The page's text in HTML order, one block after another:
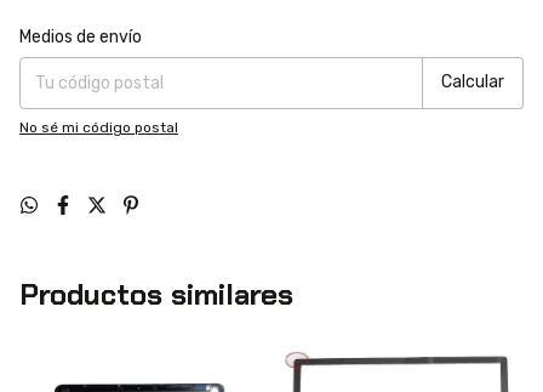
Entregas para el CP:
Medios de envío
Calcular
No sé mi código postal
Productos similares